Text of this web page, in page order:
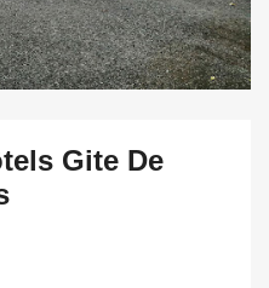
Gite De